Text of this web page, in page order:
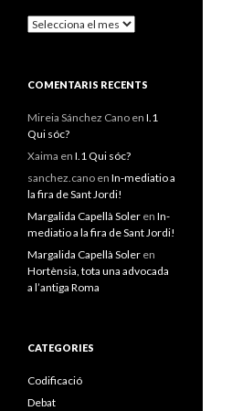
A
u
COMENTARIS RECENTS
Mireia Sánchez Cano en I.1
Qui sóc?
Xaima en I.1 Qui sóc?
sanchez.cano en In-mediatio a
la fira de Sant Jordi!
Margalida Capellà Soler en In-
mediatio a la fira de Sant Jordi!
Margalida Capellà Soler en
Hortènsia, tota una advocada
a l’antiga Roma
CATEGORIES
Codificació
Debat